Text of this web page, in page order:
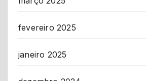
fevereiro 2025
janeiro 2025